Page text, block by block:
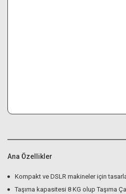
Ana Özellikler
Kompakt ve DSLR makineler için
Taşıma kapasitesi 8 KG olup Taşıma